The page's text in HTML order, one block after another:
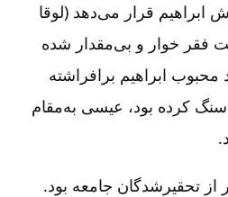
قرار می‌دهد (لوقا
فقر خوار و بی‌مقدار شده
ابراهیم برافراشته
کرده بود، عیسی به‌مقام
از تحقیر‌شدگان جامعه بود.